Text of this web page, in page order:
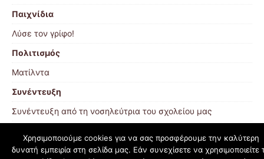
Παιχνίδια
Λύσε τον γρίφο!
Πολιτισμός
Ματίλντα
Συνέντευξη
Συνέντευξη από τη νοσηλεύτρια του σχολείου μας
Χρησιμοποιούμε cookies για να σας προσφέρουμε την καλύτερη
δυνατή εμπειρία στη σελίδα μας. Εάν συνεχίσετε να χρησιμοποιείτε